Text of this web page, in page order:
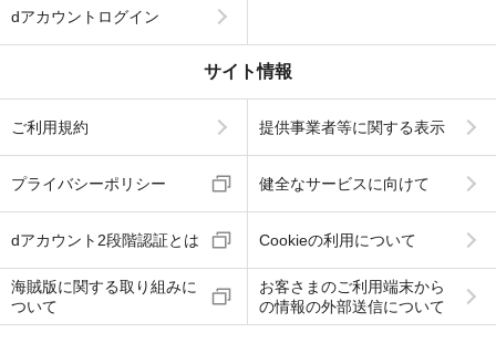
dアカウントログイン
サイト情報
ご利用規約 提供事業者等に関する表示
プライバシーポリシー 健全なサービスに向けて
dアカウント2段階認証とは Cookieの利用について
海賊版に関する取り組みに
ついて
お客さまのご利用端末から
の情報の外部送信について